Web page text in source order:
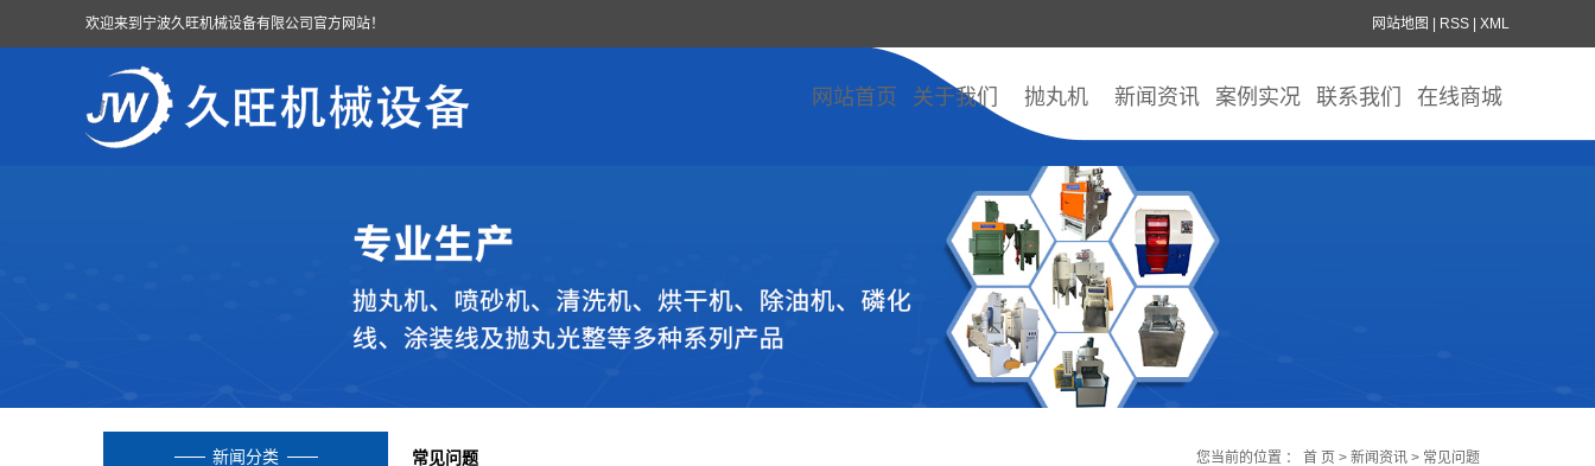
欢迎来到宁波久旺机械设备有限公司官方网站！ 网站地图 RSS XML
网站首页 关于我们 抛丸机 新闻资讯 案例实况 联系我们 在线商城
新闻分类 常见问题 您当前的位置 ： 首 页 > 新闻资讯 > 常见问题